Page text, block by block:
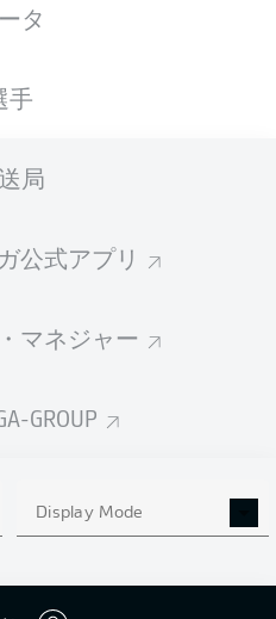
タ
手
局
公式アプリ
マネジャー
GROUP
Display Mode
2026/2027